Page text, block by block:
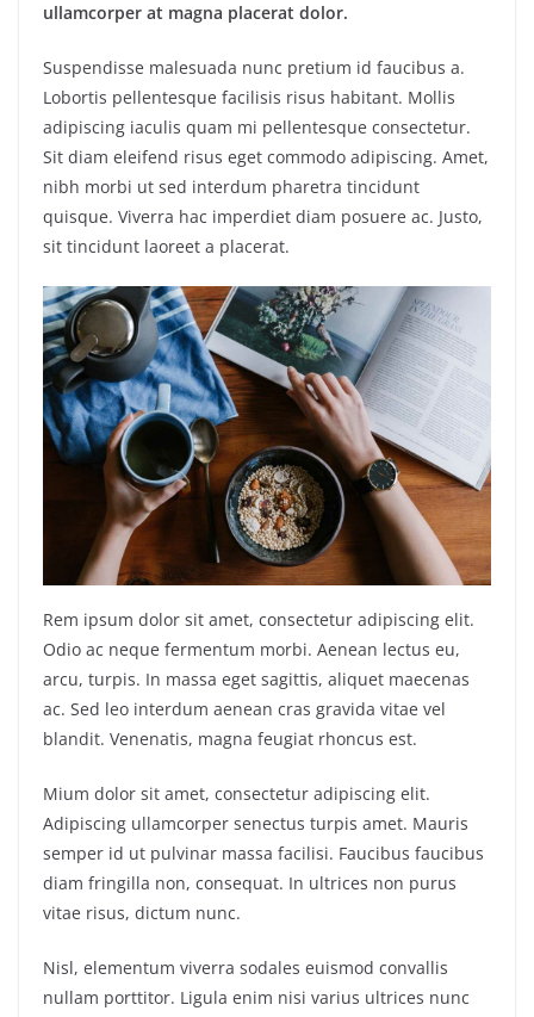
ullamcorper at magna placerat dolor.
Suspendisse malesuada nunc pretium id faucibus a.
Lobortis pellentesque facilisis risus habitant. Mollis
adipiscing iaculis quam mi pellentesque consectetur.
Sit diam eleifend risus eget commodo adipiscing. Amet,
nibh morbi ut sed interdum pharetra tincidunt
quisque. Viverra hac imperdiet diam posuere ac. Justo,
sit tincidunt laoreet a placerat.
Rem ipsum dolor sit amet, consectetur adipiscing elit.
Odio ac neque fermentum morbi. Aenean lectus eu,
arcu, turpis. In massa eget sagittis, aliquet maecenas
ac. Sed leo interdum aenean cras gravida vitae vel
blandit. Venenatis, magna feugiat rhoncus est.
Mium dolor sit amet, consectetur adipiscing elit.
Adipiscing ullamcorper senectus turpis amet. Mauris
semper id ut pulvinar massa facilisi. Faucibus faucibus
diam fringilla non, consequat. In ultrices non purus
vitae risus, dictum nunc.
Nisl, elementum viverra sodales euismod convallis
nullam porttitor. Ligula enim nisi varius ultrices nunc